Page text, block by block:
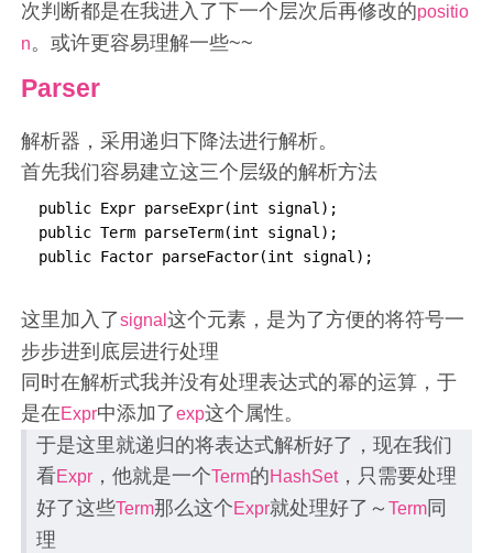
次判断都是在我进入了下一个层次后再修改的positio
n。或许更容易理解一些~~
Parser
解析器，采用递归下降法进行解析。
首先我们容易建立这三个层级的解析方法
public Expr parseExpr(int signal);
public Term parseTerm(int signal);
public Factor parseFactor(int signal);
这里加入了signal这个元素，是为了方便的将符号一
步步进到底层进行处理
同时在解析式我并没有处理表达式的幂的运算，于
是在Expr中添加了exp这个属性。
于是这里就递归的将表达式解析好了，现在我们
看Expr ，他就是一个Term的HashSet，只需要处理
好了这些Term那么这个Expr就处理好了～Term同
理